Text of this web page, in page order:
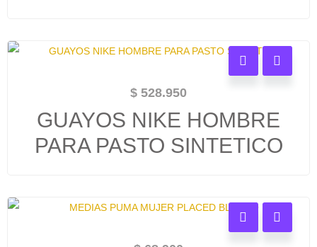
$ 528.950
GUAYOS NIKE HOMBRE
PARA PASTO SINTETICO